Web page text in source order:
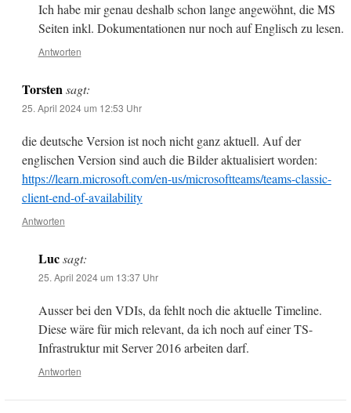
Ich habe mir genau deshalb schon lange angewöhnt, die MS
Seiten inkl. Dokumentationen nur noch auf Englisch zu lesen.
Antworten
Torsten sagt:
25. April 2024 um 12:53 Uhr
die deutsche Version ist noch nicht ganz aktuell. Auf der
englischen Version sind auch die Bilder aktualisiert worden:
https://learn.microsoft.com/en-us/microsoftteams/teams-classic-
client-end-of-availability
Antworten
Luc sagt:
25. April 2024 um 13:37 Uhr
Ausser bei den VDIs, da fehlt noch die aktuelle Timeline.
Diese wäre für mich relevant, da ich noch auf einer TS-
Infrastruktur mit Server 2016 arbeiten darf.
Antworten